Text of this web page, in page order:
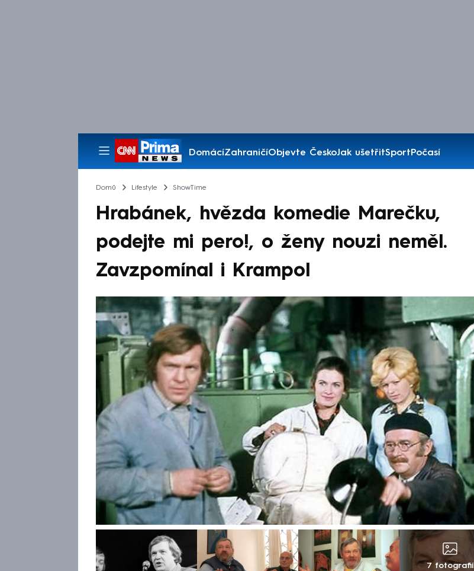
DomácíZahraničíObjevte ČeskoJak ušetřitSportPočasí
Pořady
Domů Lifestyle ShowTime
Hrabánek, hvězda komedie Marečku,
podejte mi pero!, o ženy nouzi neměl.
Zavzpomínal i Krampol
7 fotografií